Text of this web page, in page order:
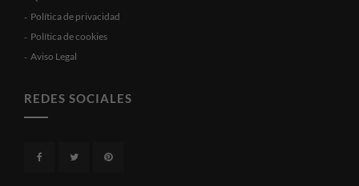
Política de privacidad
Política de cookies
Aviso Legal
REDES SOCIALES